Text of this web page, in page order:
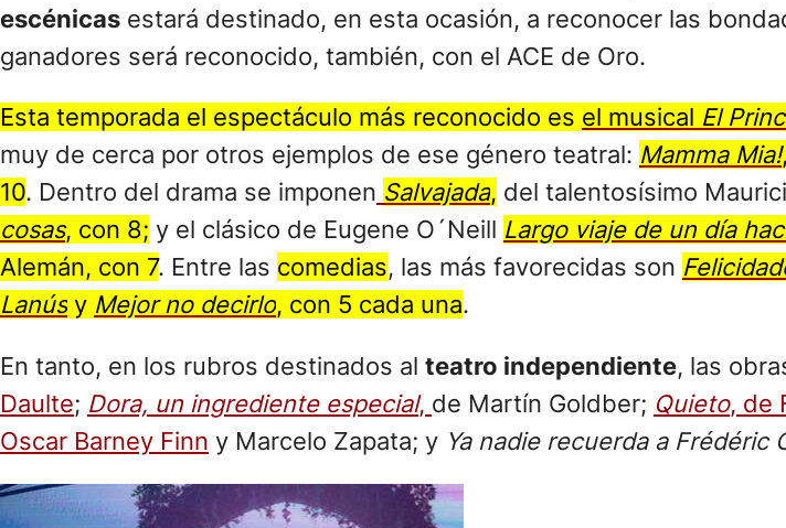
escénicas estará destinado, en esta ocasión, a reconocer las
ganadores será reconocido, también, con el ACE de Oro.
Esta temporada el espectáculo más reconocido es el musical El
muy de cerca por otros ejemplos de ese género teatral: Mamma Mia!
10. Dentro del drama se imponen Salvajada, del talentosísimo
cosas, con 8; y el clásico de Eugene O´Neill Largo viaje de un día
Alemán, con 7. Entre las comedias, las más favorecidas son
Lanús y Mejor no decirlo, con 5 cada una.
En tanto, en los rubros destinados al teatro independiente, las
Daulte; Dora, un ingrediente especial, de Martín Goldber; Quieto, de
Oscar Barney Finn y Marcelo Zapata; y Ya nadie recuerda a Frédéric